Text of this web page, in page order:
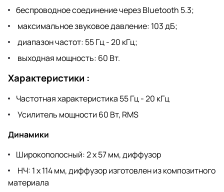
беспроводное соединение через Bluetooth 5.3;
максимальное звуковое давление: 103 дБ;
диапазон частот: 55 Гц - 20 кГц;
выходная мощность: 60 Вт.
Характеристики :
Частотная характеристика 55 Гц - 20 кГц
Усилитель мощности 60 Вт, RMS
Динамики
Широкополосный: 2 х 57 мм, диффузор
НЧ: 1 х 114 мм, диффузор изготовлен из композитного
материала